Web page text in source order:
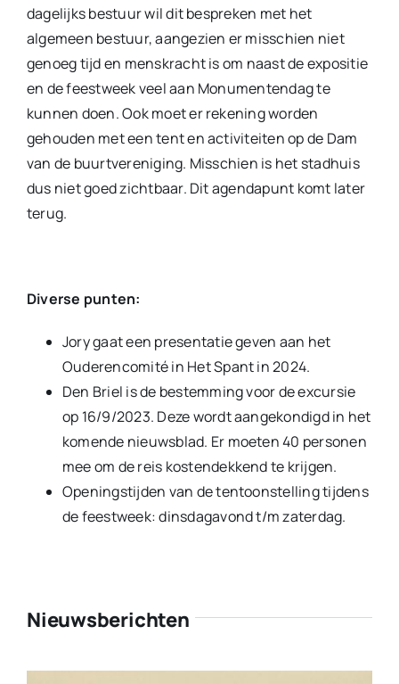
dagelijks bestuur wil dit bespreken met het
algemeen bestuur, aangezien er misschien niet
genoeg tijd en menskracht is om naast de expositie
en de feestweek veel aan Monumentendag te
kunnen doen. Ook moet er rekening worden
gehouden met een tent en activiteiten op de Dam
van de buurtvereniging. Misschien is het stadhuis
dus niet goed zichtbaar. Dit agendapunt komt later
terug.
Diverse punten:
Jory gaat een presentatie geven aan het
Ouderencomité in Het Spant in 2024.
Den Briel is de bestemming voor de excursie
op 16/9/2023. Deze wordt aangekondigd in het
komende nieuwsblad. Er moeten 40 personen
mee om de reis kostendekkend te krijgen.
Openingstijden van de tentoonstelling tijdens
de feestweek: dinsdagavond t/m zaterdag.
Nieuwsberichten